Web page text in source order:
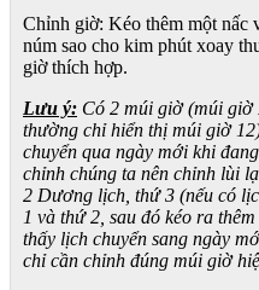
Chỉnh giờ: Kéo thêm một nấc
núm sao cho kim phút xoay
giờ thích hợp.
Lưu ý: Có 2 múi giờ (múi giờ
thường chỉ hiển thị múi giờ
chuyển qua ngày mới khi
chỉnh chúng ta nên chỉnh lùi
2 Dương lịch, thứ 3 (nếu có
1 và thứ 2, sau đó kéo ra
thấy lịch chuyển sang ngày
chỉ cần chỉnh đúng múi giờ